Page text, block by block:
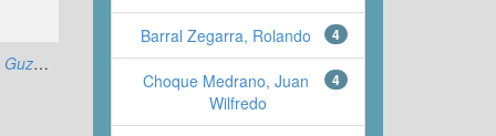
Heimer ;Arango Correa, Alejandro;
4
Barral Zegarra, Rolando
4
Choque Medrano, Juan
Wilfredo